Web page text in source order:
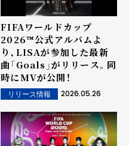
FIFAワールドカップ
2026™公式アルバムよ
り、LISAが参加した最新
曲「Goals」がリリース。同
時にMVが公開！
リリース情報 2026.05.26